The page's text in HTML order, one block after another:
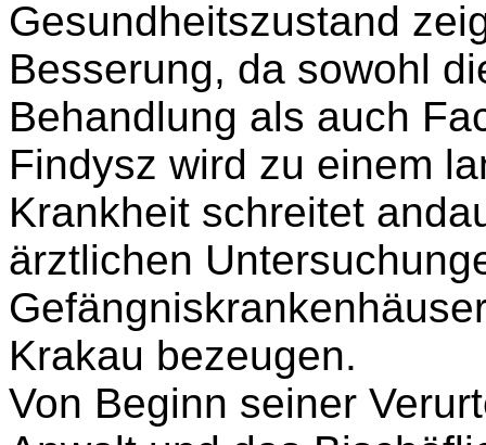
Gesundheitszustand
Besserung, da sowohl
Behandlung als auch
Findysz wird zu einem
Krankheit schreitet
ärztlichen
Krakau bezeugen.
Von Beginn seiner